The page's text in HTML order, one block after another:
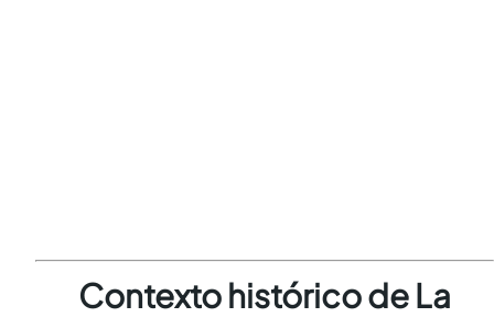
Contexto histórico de La